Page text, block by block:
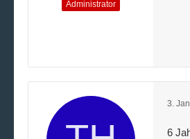
Administrator
3.
6